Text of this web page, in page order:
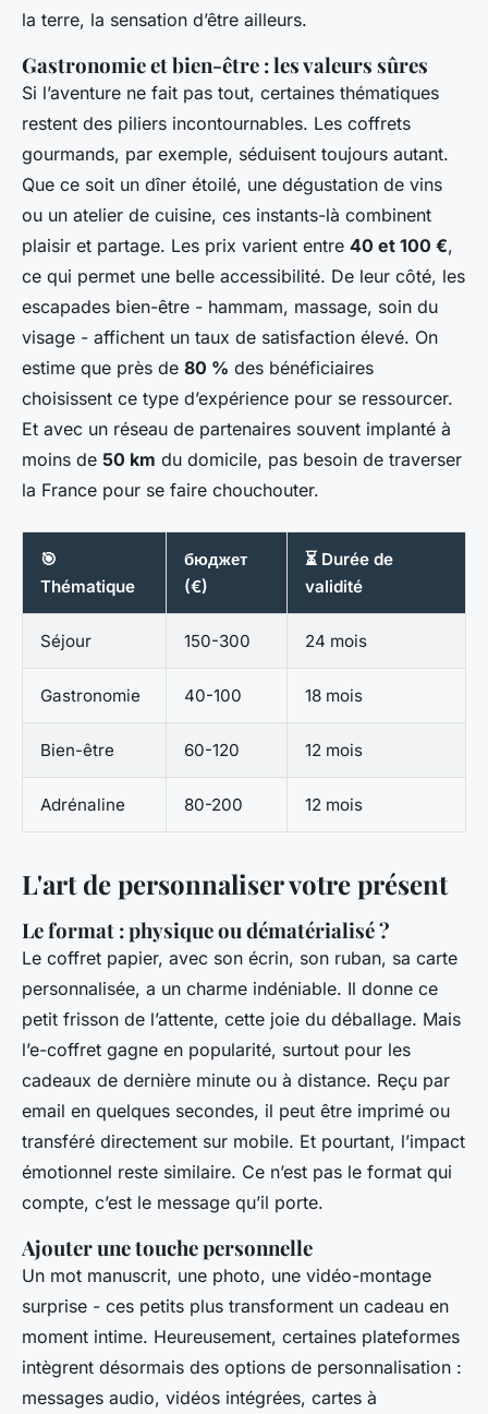
la terre, la sensation d’être ailleurs.
Gastronomie et bien-être : les valeurs sûres
Si l’aventure ne fait pas tout, certaines thématiques
restent des piliers incontournables. Les coffrets
gourmands, par exemple, séduisent toujours autant.
Que ce soit un dîner étoilé, une dégustation de vins
ou un atelier de cuisine, ces instants-là combinent
plaisir et partage. Les prix varient entre 40 et 100 €,
ce qui permet une belle accessibilité. De leur côté, les
escapades bien-être - hammam, massage, soin du
visage - affichent un taux de satisfaction élevé. On
estime que près de 80 % des bénéficiaires
choisissent ce type d’expérience pour se ressourcer.
Et avec un réseau de partenaires souvent implanté à
moins de 50 km du domicile, pas besoin de traverser
la France pour se faire chouchouter.
🎯
Thématique
бюджет
(€)
⏳ Durée de
validité
Séjour 150-300 24 mois
Gastronomie 40-100 18 mois
Bien-être 60-120 12 mois
Adrénaline 80-200 12 mois
L'art de personnaliser votre présent
Le format : physique ou dématérialisé ?
Le coffret papier, avec son écrin, son ruban, sa carte
personnalisée, a un charme indéniable. Il donne ce
petit frisson de l’attente, cette joie du déballage. Mais
l’e-coffret gagne en popularité, surtout pour les
cadeaux de dernière minute ou à distance. Reçu par
email en quelques secondes, il peut être imprimé ou
transféré directement sur mobile. Et pourtant, l’impact
émotionnel reste similaire. Ce n’est pas le format qui
compte, c’est le message qu’il porte.
Ajouter une touche personnelle
Un mot manuscrit, une photo, une vidéo-montage
surprise - ces petits plus transforment un cadeau en
moment intime. Heureusement, certaines plateformes
intègrent désormais des options de personnalisation :
messages audio, vidéos intégrées, cartes à